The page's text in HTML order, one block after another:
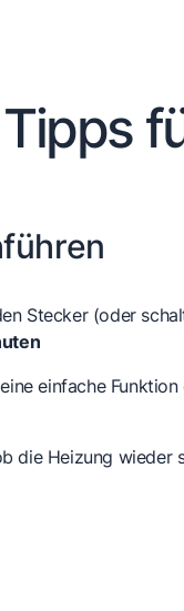
Tipps
Stecker (oder
einfache Funktion
die Heizung wieder